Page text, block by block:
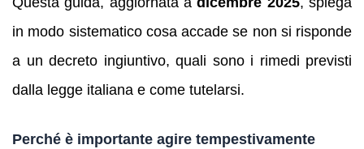
in modo sistematico cosa accade se non si risponde
a un decreto ingiuntivo, quali sono i rimedi previsti
dalla legge italiana e come tutelarsi.
Perché è importante agire tempestivamente